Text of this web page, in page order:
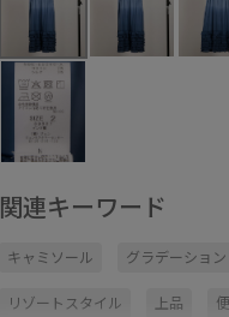
関連キーワード
キャミソール グラデーション
リゾートスタイル 上品